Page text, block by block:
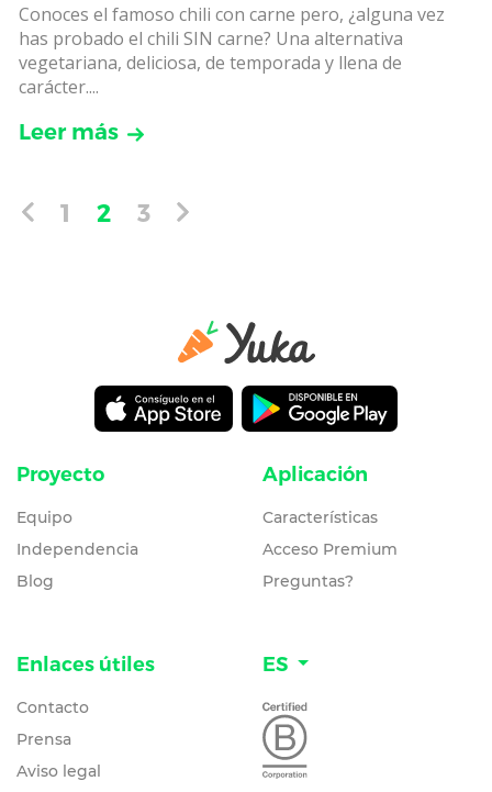
Conoces el famoso chili con carne pero, ¿alguna vez
has probado el chili SIN carne? Una alternativa
vegetariana, deliciosa, de temporada y llena de
carácter....
Leer más
1 2 3
Proyecto
Equipo
Independencia
Blog
Aplicación
Características
Acceso Premium
Preguntas?
Enlaces útiles
Contacto
Prensa
Aviso legal
ES